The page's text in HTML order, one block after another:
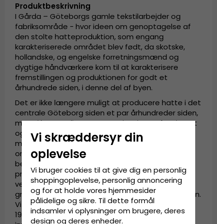
Produktbeskrivning
I Gårda – Göteborgs gamle tekstilarbejder og
fabriksområde - hvor ideen om genoptagelse af
den stolte hatteproduktion, som engang
karakteriserede området blev født, da skotske,
hollandske, og engelske forretningsmænd og
dygtige håndværkere kom til at karakterisere
fremstillingen og produktionen for godt et
århundrede siden, i denne del af byen.
Det er ikke længere muligt at producere hatte i det
centrale Göteborg siden et par århundreder siden,
men vi kan stadig være og er inspireret, fascineret
og fortryllet af designet og innovationen af det
mangfoldige håndværk, der karakteriserede
området dengang. Og tag det med os når vi
besøger vores venner 200 år senere, der er
producenter af ægte Panama hatte langt væk i
vest - i Sydamerika, Ecuador - eller til det
grænseløst kunstneriske Japan længst i Fjernøsten.
Vi ønsker ALLE - ligesom i Gårda i 1800erne og
1900erne - er i stand til at bære moderne, unikke,
Vi skræddersyr din
oplevelse
Vi bruger cookies til at give dig en personlig
shoppingoplevelse, personlig annoncering
og for at holde vores hjemmesider
pålidelige og sikre. Til dette formål
indsamler vi oplysninger om brugere, deres
design og deres enheder.